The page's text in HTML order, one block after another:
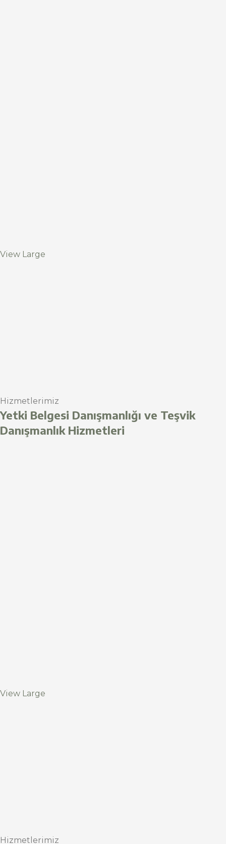
View Large
Hizmetlerimiz
Yetki Belgesi Danışmanlığı ve Teşvik
Danışmanlık Hizmetleri
View Large
Hizmetlerimiz